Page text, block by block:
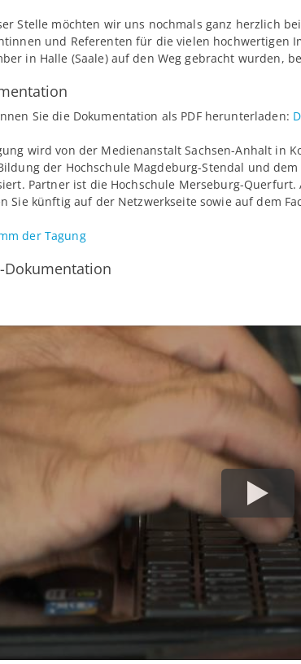
Stelle möchten wir uns nochmals ganz herzlich
und Referenten für die vielen hochwertigen
in Halle (Saale) auf den Weg gebracht wurden,
Sie die Dokumentation als PDF herunterladen:
wird von der Medienanstalt Sachsen-Anhalt in
der Hochschule Magdeburg-Stendal und
Partner ist die Hochschule Merseburg-
Sie künftig auf der Netzwerkseite sowie auf dem
der Tagung
Dokumentation